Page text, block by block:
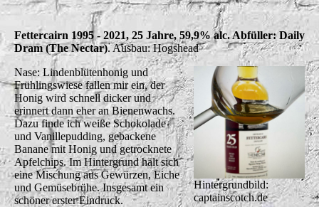
Fettercairn 1995 - 2021, 25 Jahre, 59,9% alc. Abfüller: Daily
Dram (The Nectar). Ausbau: Hogshead
Hintergrundbild:
captainscotch.de
Nase: Lindenblütenhonig und
Frühlingswiese fallen mir ein, der
Honig wird schnell dicker und
erinnert dann eher an Bienenwachs.
Dazu finde ich weiße Schokolade
und Vanillepudding, gebackene
Banane mit Honig und getrocknete
Apfelchips. Im Hintergrund hält sich
eine Mischung aus Gewürzen, Eiche
und Gemüsebrühe. Insgesamt ein
schöner erster Eindruck.